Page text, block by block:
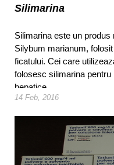
Silimarina
Silimarina este un
Silybum marianum,
ficatului. Cei care
folosesc silimarina
hepatice.
14 Feb, 2016